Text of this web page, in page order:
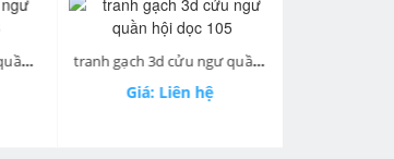
tranh gạch 3d cửu ngư quần hội dọc 106 tranh gạch 3d cửu ngư quần hội dọc 105
Giá: Liên hệ